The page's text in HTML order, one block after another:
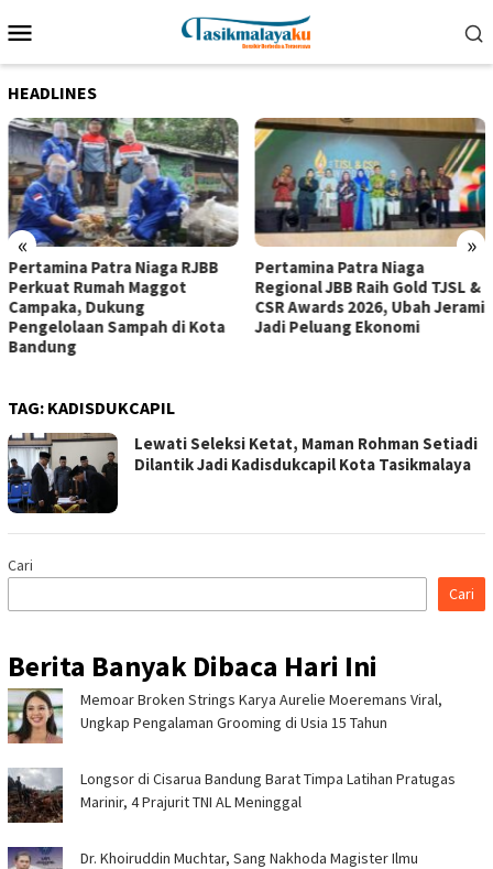
ke
Mobile
HEADLINES
« »
Pertamina Patra Niaga RJBB
Perkuat Rumah Maggot
Campaka, Dukung
Pengelolaan Sampah di Kota
Bandung
Pertamina Patra Niaga
Regional JBB Raih Gold TJSL &
CSR Awards 2026, Ubah Jerami
Jadi Peluang Ekonomi
TAG: KADISDUKCAPIL
Lewati Seleksi Ketat, Maman Rohman Setiadi
Dilantik Jadi Kadisdukcapil Kota Tasikmalaya
Cari
Cari
Berita Banyak Dibaca Hari Ini
Memoar Broken Strings Karya Aurelie Moeremans Viral,
Ungkap Pengalaman Grooming di Usia 15 Tahun
Longsor di Cisarua Bandung Barat Timpa Latihan Pra­tugas
Marinir, 4 Prajurit TNI AL Meninggal
Dr. Khoiruddin Muchtar, Sang Nakhoda Magister Ilmu